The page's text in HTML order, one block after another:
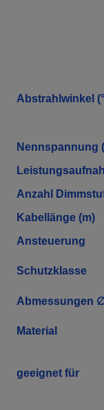
Abstrahlwinkel
Nennspannung
Anzahl
Kabellänge (m)
Ansteuerung
Schutzklasse
Abmessungen
Material
geeignet für